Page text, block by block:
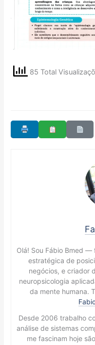
85 Total
Olá! Sou Fábio Bmed —
estratégica de
negócios, e criador
neuropsicologia
da mente humana.
Desde 2006 trabalho
análise de sistemas
me fascinam hoje